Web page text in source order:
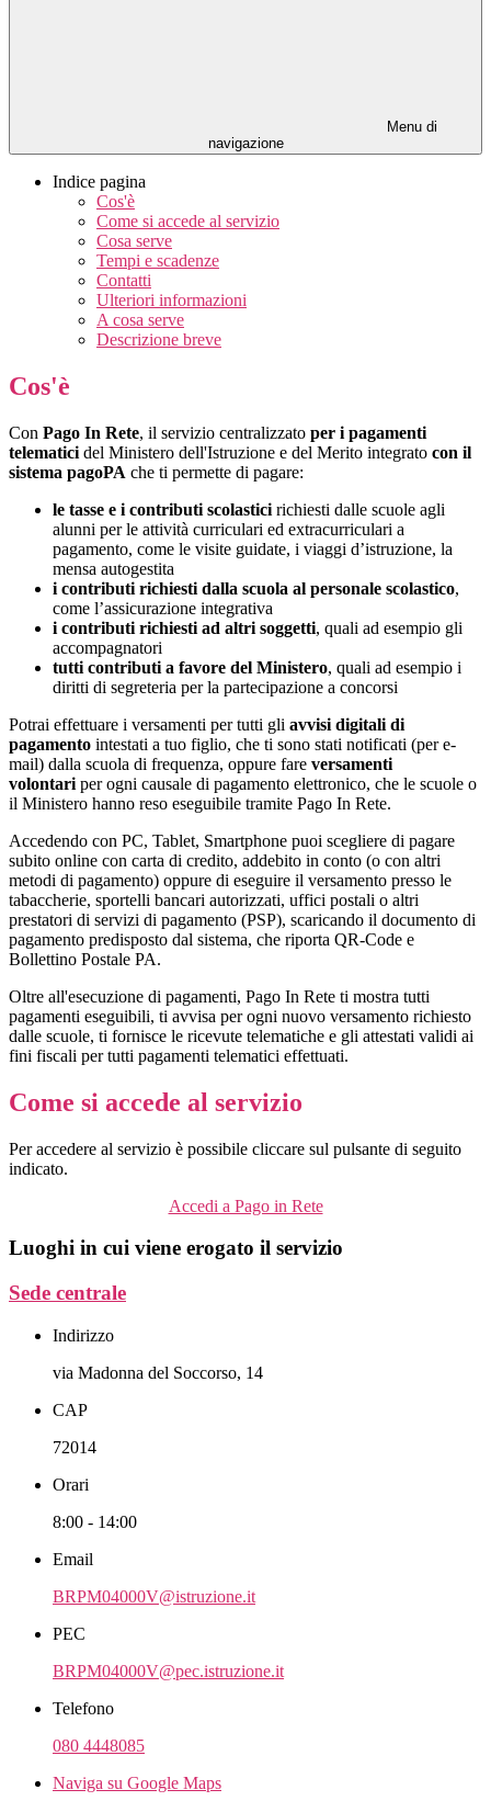
Menu di
navigazione
Indice pagina
Cos'è
Come si accede al servizio
Cosa serve
Tempi e scadenze
Contatti
Ulteriori informazioni
A cosa serve
Descrizione breve
Cos'è
Con Pago In Rete, il servizio centralizzato per i pagamenti
telematici del Ministero dell'Istruzione e del Merito integrato con il
sistema pagoPA che ti permette di pagare:
le tasse e i contributi scolastici richiesti dalle scuole agli
alunni per le attività curriculari ed extracurriculari a
pagamento, come le visite guidate, i viaggi d’istruzione, la
mensa autogestita
i contributi richiesti dalla scuola al personale scolastico,
come l’assicurazione integrativa
i contributi richiesti ad altri soggetti, quali ad esempio gli
accompagnatori
tutti contributi a favore del Ministero, quali ad esempio i
diritti di segreteria per la partecipazione a concorsi
Potrai effettuare i versamenti per tutti gli avvisi digitali di
pagamento intestati a tuo figlio, che ti sono stati notificati (per e-
mail) dalla scuola di frequenza, oppure fare versamenti
volontari per ogni causale di pagamento elettronico, che le scuole o
il Ministero hanno reso eseguibile tramite Pago In Rete.
Accedendo con PC, Tablet, Smartphone puoi scegliere di pagare
subito online con carta di credito, addebito in conto (o con altri
metodi di pagamento) oppure di eseguire il versamento presso le
tabaccherie, sportelli bancari autorizzati, uffici postali o altri
prestatori di servizi di pagamento (PSP), scaricando il documento di
pagamento predisposto dal sistema, che riporta QR-Code e
Bollettino Postale PA.
Oltre all'esecuzione di pagamenti, Pago In Rete ti mostra tutti
pagamenti eseguibili, ti avvisa per ogni nuovo versamento richiesto
dalle scuole, ti fornisce le ricevute telematiche e gli attestati validi ai
fini fiscali per tutti pagamenti telematici effettuati.
Come si accede al servizio
Per accedere al servizio è possibile cliccare sul pulsante di seguito
indicato.
Accedi a Pago in Rete
Luoghi in cui viene erogato il servizio
Sede centrale
Indirizzo
via Madonna del Soccorso, 14
CAP
72014
Orari
8:00 - 14:00
Email
BRPM04000V@istruzione.it
PEC
BRPM04000V@pec.istruzione.it
Telefono
080 4448085
Naviga su Google Maps